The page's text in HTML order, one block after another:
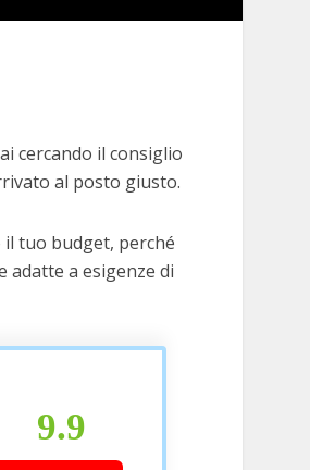
cercando il consiglio
al posto giusto.
tuo budget, perché
a esigenze di
9.9